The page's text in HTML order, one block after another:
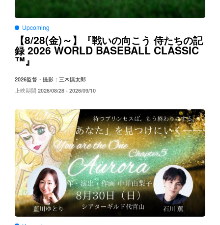
Upcoming
【8/28(金)～】『戦いの向こう 侍たちの記
録2026 WORLD BASEBALL CLASSIC
™』
2026監督・撮影：三木慎太郎
上映期間 2026/08/28 - 2026/09/10